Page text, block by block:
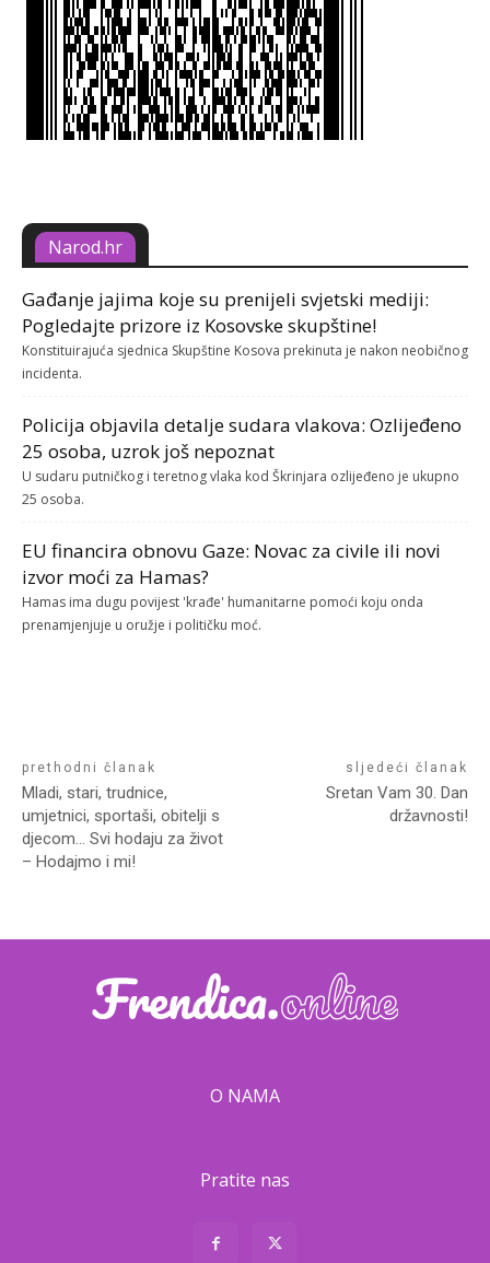
Narod.hr
Gađanje jajima koje su prenijeli svjetski mediji:
Pogledajte prizore iz Kosovske skupštine!
Konstituirajuća sjednica Skupštine Kosova prekinuta je nakon neobičnog
incidenta.
Policija objavila detalje sudara vlakova: Ozlijeđeno
25 osoba, uzrok još nepoznat
U sudaru putničkog i teretnog vlaka kod Škrinjara ozlijeđeno je ukupno
25 osoba.
EU financira obnovu Gaze: Novac za civile ili novi
izvor moći za Hamas?
Hamas ima dugu povijest 'krađe' humanitarne pomoći koju onda
prenamjenjuje u oružje i političku moć.
prethodni članak
Mladi, stari, trudnice,
umjetnici, sportaši, obitelji s
djecom… Svi hodaju za život
– Hodajmo i mi!
sljedeći članak
Sretan Vam 30. Dan
državnosti!
O NAMA
Pratite nas